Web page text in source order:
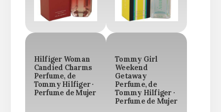
Hilfiger Woman
Candied Charms
Perfume, de
Tommy Hilfiger ·
Perfume de Mujer
Tommy Girl
Weekend
Getaway
Perfume, de
Tommy Hilfiger ·
Perfume de Mujer